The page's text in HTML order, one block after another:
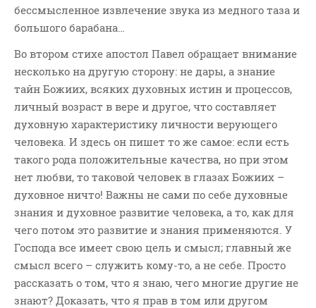
бессмысленное извлечение звука из медного таза и
большого барабана…
Во втором стихе апостол Павел обращает внимание
несколько на другую сторону: не дары, а знание
тайн Божиих, всяких духовных истин и процессов,
личный возраст в вере и другое, что составляет
духовную характеристику личности верующего
человека. И здесь он пишет то же самое: если есть
такого рода положительные качества, но при этом
нет любви, то таковой человек в глазах Божиих –
духовное ничто! Важны не сами по себе духовные
знания и духовное развитие человека, а то, как для
чего потом это развитие и знания применяются. У
Господа все имеет свою цель и смысл; главный же
смысл всего – служить кому-то, а не себе. Просто
рассказать о том, что я знаю, чего многие другие не
знают? Доказать, что я прав в том или другом